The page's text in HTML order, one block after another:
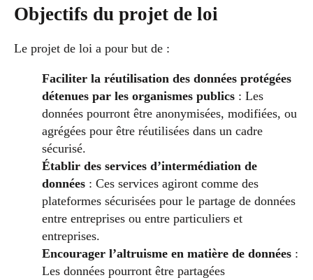
Objectifs du projet de loi
Le projet de loi a pour but de :
Faciliter la réutilisation des données protégées
détenues par les organismes publics : Les
données pourront être anonymisées, modifiées, ou
agrégées pour être réutilisées dans un cadre
sécurisé.
Établir des services d’intermédiation de
données : Ces services agiront comme des
plateformes sécurisées pour le partage de données
entre entreprises ou entre particuliers et
entreprises.
Encourager l’altruisme en matière de données :
Les données pourront être partagées